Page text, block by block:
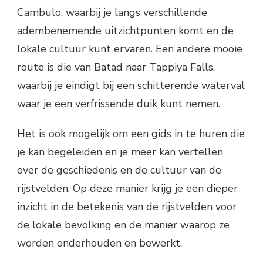
Cambulo, waarbij je langs verschillende
adembenemende uitzichtpunten komt en de
lokale cultuur kunt ervaren. Een andere mooie
route is die van Batad naar Tappiya Falls,
waarbij je eindigt bij een schitterende waterval
waar je een verfrissende duik kunt nemen.
Het is ook mogelijk om een gids in te huren die
je kan begeleiden en je meer kan vertellen
over de geschiedenis en de cultuur van de
rijstvelden. Op deze manier krijg je een dieper
inzicht in de betekenis van de rijstvelden voor
de lokale bevolking en de manier waarop ze
worden onderhouden en bewerkt.